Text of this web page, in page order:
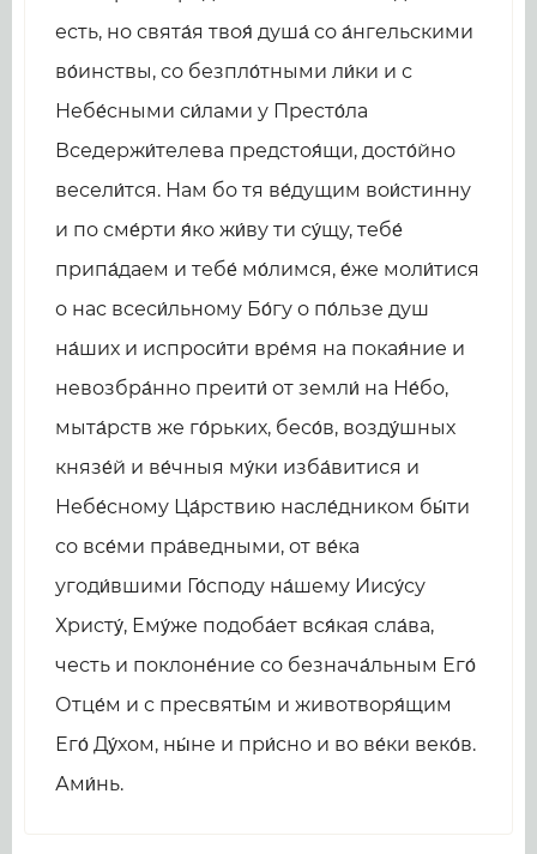
есть, но свята́я твоя́ душа́ со а́нгельскими
во́инствы, со безпло́тными ли́ки и с
Небе́сными си́лами у Престо́ла
Вседержи́телева предстоя́щи, досто́йно
весели́тся. Нам бо тя ве́дущим вои́стинну
и по сме́рти я́ко жи́ву ти су́щу, тебе́
припа́даем и тебе́ мо́лимся, е́же моли́тися
о нас всеси́льному Бо́гу о по́льзе душ
на́ших и испроси́ти вре́мя на покая́ние и
невозбра́нно преити́ от земли́ на Не́бо,
мыта́рств же го́рьких, бесо́в, возду́шных
князе́й и ве́чныя му́ки изба́витися и
Небе́сному Ца́рствию насле́дником бы́ти
со все́ми пра́ведными, от ве́ка
угоди́вшими Го́споду на́шему Иису́су
Христу́, Ему́же подоба́ет вся́кая сла́ва,
честь и поклоне́ние со безнача́льным Его́
Отце́м и с пресвяты́м и животворя́щим
Его́ Ду́хом, ны́не и при́сно и во ве́ки веко́в.
Ами́нь.